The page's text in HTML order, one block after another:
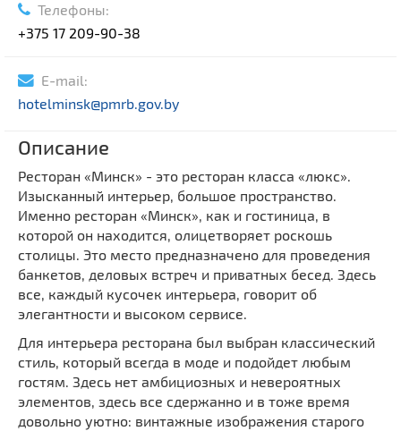
Телефоны:
+375 17 209-90-38
E-mail:
hotelminsk@pmrb.gov.by
Описание
Ресторан «Минск» - это ресторан класса «люкс».
Изысканный интерьер, большое пространство.
Именно ресторан «Минск», как и гостиница, в
которой он находится, олицетворяет роскошь
столицы. Это место предназначено для проведения
банкетов, деловых встреч и приватных бесед. Здесь
все, каждый кусочек интерьера, говорит об
элегантности и высоком сервисе.
Для интерьера ресторана был выбран классический
стиль, который всегда в моде и подойдет любым
гостям. Здесь нет амбициозных и невероятных
элементов, здесь все сдержанно и в тоже время
довольно уютно: винтажные изображения старого